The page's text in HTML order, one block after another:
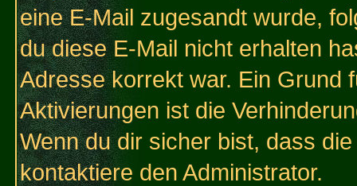
eine E-Mail zugesandt wurde,
du diese E-Mail nicht erhalten
Adresse korrekt war. Ein Grund
Aktivierungen ist die
Wenn du dir sicher bist, dass
kontaktiere den Administrator.